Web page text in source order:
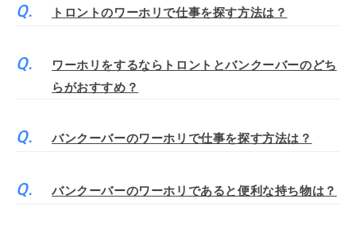
トロントのワーホリで仕事を探す方法は？
ワーホリをするならトロントとバンクーバーのどち
らがおすすめ？
バンクーバーのワーホリで仕事を探す方法は？
バンクーバーのワーホリであると便利な持ち物は？